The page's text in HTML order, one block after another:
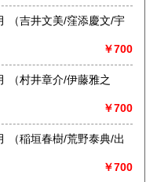
休」です。店舗での日時
学、美術工芸、国語国
￥700
￥700
￥700